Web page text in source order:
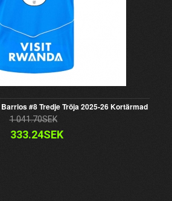
#8 Tredje Tröja 2025-26 Kortärmad
1 041.70SEK
333.24SEK